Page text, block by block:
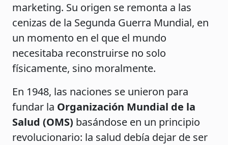
marketing. Su origen se remonta a las
cenizas de la Segunda Guerra Mundial, en
un momento en el que el mundo
necesitaba reconstruirse no solo
físicamente, sino moralmente.
En 1948, las naciones se unieron para
fundar la Organización Mundial de la
Salud (OMS) basándose en un principio
revolucionario: la salud debía dejar de ser